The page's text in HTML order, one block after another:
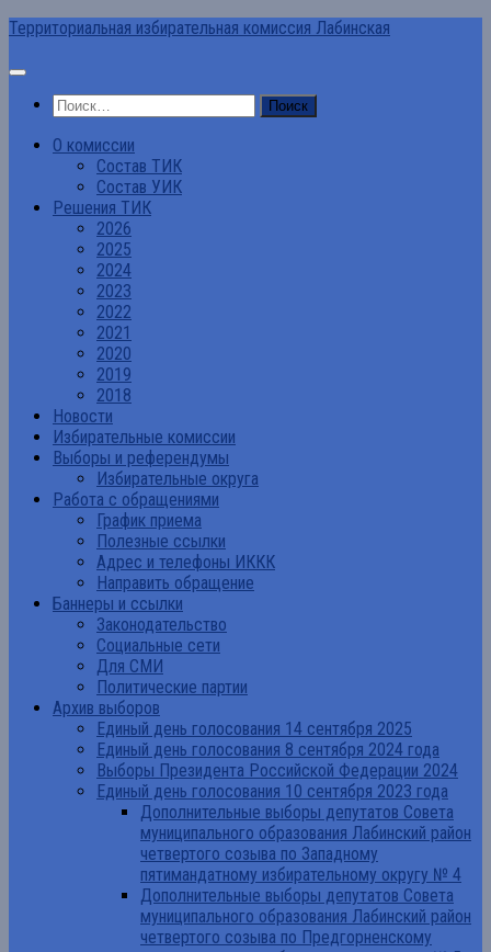
Перейти
содержимому
Территориальная избирательная комиссия Лабинская
Найти:
О комиссии
Состав ТИК
Состав УИК
Решения ТИК
2026
2025
2024
2023
2022
2021
2020
2019
2018
Новости
Избирательные комиссии
Выборы и референдумы
Избирательные округа
Работа с обращениями
График приема
Полезные ссылки
Адрес и телефоны ИККК
Направить обращение
Баннеры и ссылки
Законодательство
Социальные сети
Для СМИ
Политические партии
Архив выборов
Единый день голосования 14 сентября 2025
Единый день голосования 8 сентября 2024 года
Выборы Президента Российской Федерации 2024
Единый день голосования 10 сентября 2023 года
Дополнительные выборы депутатов Совета
муниципального образования Лабинский район
четвертого созыва по Западному
пятимандатному избирательному округу № 4
Дополнительные выборы депутатов Совета
муниципального образования Лабинский район
четвертого созыва по Предгорненскому